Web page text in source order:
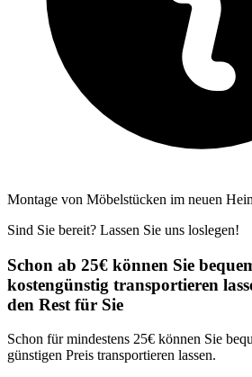
Montage von Möbelstücken im neuen
Sind Sie bereit? Lassen Sie uns loslegen!
Schon ab 25€ können Sie
kostengünstig transportieren
den Rest für Sie
Schon für mindestens 25€ können Sie
günstigen Preis transportieren lassen.